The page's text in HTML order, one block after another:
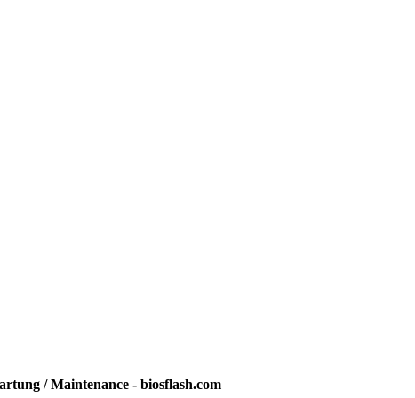
/ Maintenance - biosflash.com